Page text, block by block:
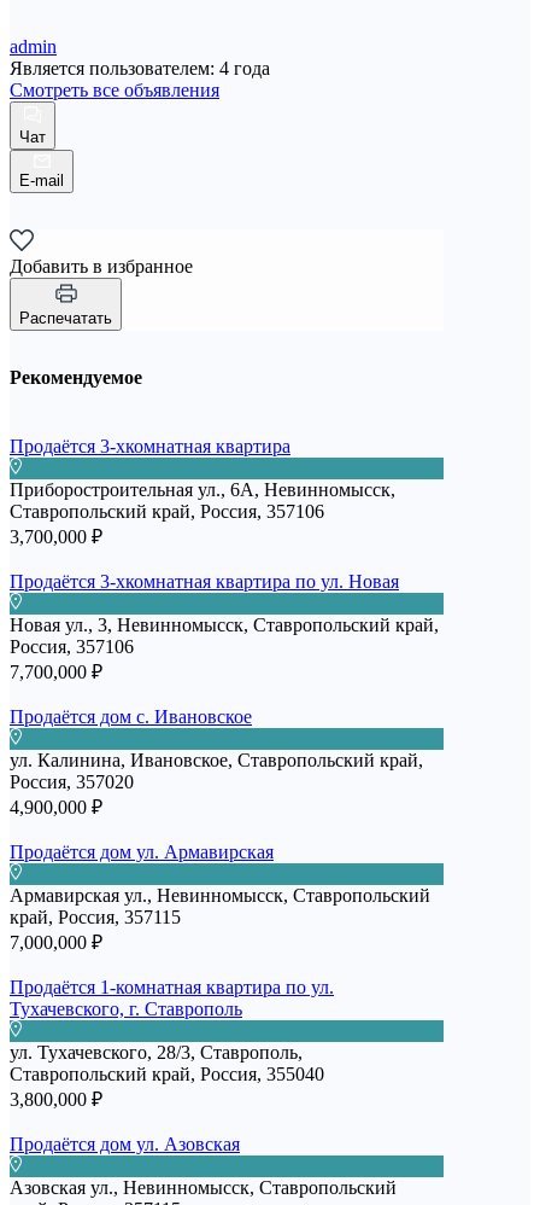
admin
Является пользователем: 4 года
Смотреть все объявления
Чат
E-mail
Добавить в избранное
Распечатать
Рекомендуемое
Продаётся 3-хкомнатная квартира
Приборостроительная ул., 6А, Невинномысск,
Ставропольский край, Россия, 357106
3,700,000 ₽
Продаётся 3-хкомнатная квартира по ул. Новая
Новая ул., 3, Невинномысск, Ставропольский край,
Россия, 357106
7,700,000 ₽
Продаётся дом с. Ивановское
ул. Калинина, Ивановское, Ставропольский край,
Россия, 357020
4,900,000 ₽
Продаётся дом ул. Армавирская
Армавирская ул., Невинномысск, Ставропольский
край, Россия, 357115
7,000,000 ₽
Продаётся 1-комнатная квартира по ул.
Тухачевского, г. Ставрополь
ул. Тухачевского, 28/3, Ставрополь,
Ставропольский край, Россия, 355040
3,800,000 ₽
Продаётся дом ул. Азовская
Азовская ул., Невинномысск, Ставропольский